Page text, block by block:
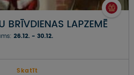
BRĪVDIENAS LAPZEMĒ
26.12. - 30.12.
Skatīt